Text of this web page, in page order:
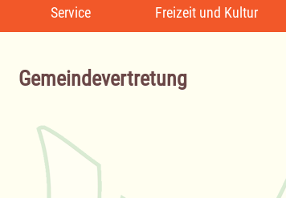
Service Freizeit und Kultur
Gemeindevertretung